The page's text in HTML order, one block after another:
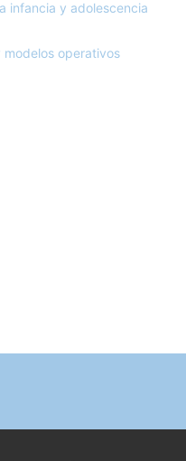
infancia y adolescencia
operativos